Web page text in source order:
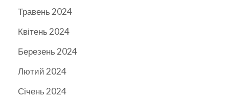
Травень 2024
Квітень 2024
Березень 2024
Лютий 2024
Січень 2024